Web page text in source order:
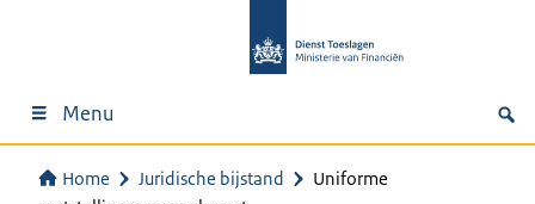
Menu
Home Juridische bijstand
Uniforme